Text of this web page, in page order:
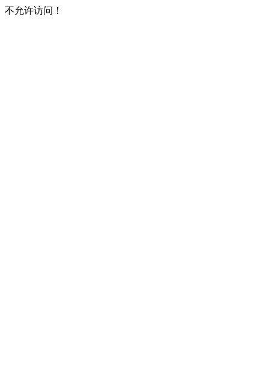
不允许访问！